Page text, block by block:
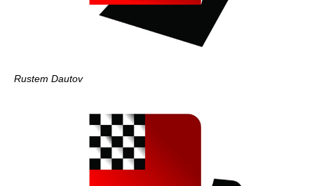
Rustem Dautov